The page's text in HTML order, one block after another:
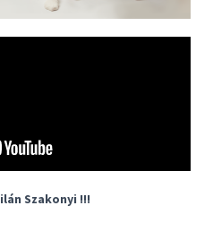
Szakonyi !!!